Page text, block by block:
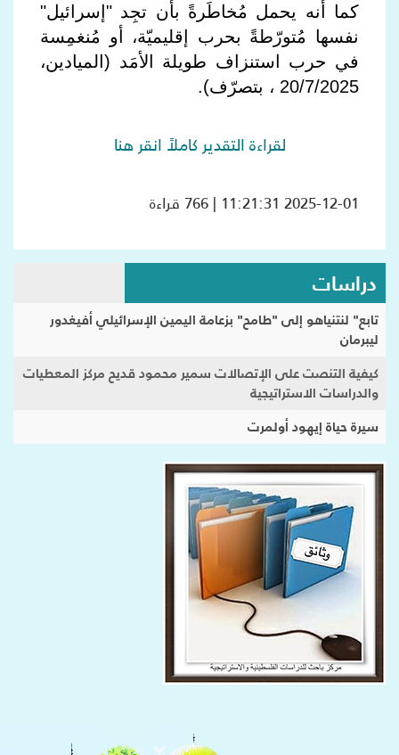
كما أنه يحمل مُخاطَرةً بأن تجِد "إسرائيل"
نفسها مُتورّطةً بحرب إقليميّة، أو مُنغمِسة
في حرب استنزاف طويلة الأمَد (الميادين،
20/7/2025 ، بتصرّف).
لقراءة التقدير كاملاً انقر هنا
2025-12-01 11:21:31 | 766 قراءة
دراسات
تابع" لنتنياهو إلى "طامح" بزعامة اليمين الإسرائيلي أفيغدور
ليبرمان
كيفية التنصت على الإتصالات سمير محمود قديح مركز المعطيات
والدراسات الاستراتيجية
سيرة حياة إيهود أولمرت